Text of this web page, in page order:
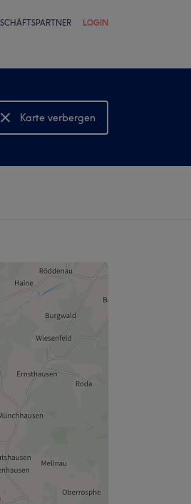
LOGIN
Karte verbergen
Karte anzeigen